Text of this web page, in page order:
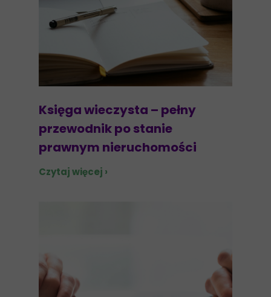
Księga wieczysta – pełny
przewodnik po stanie
prawnym nieruchomości
Czytaj więcej ›